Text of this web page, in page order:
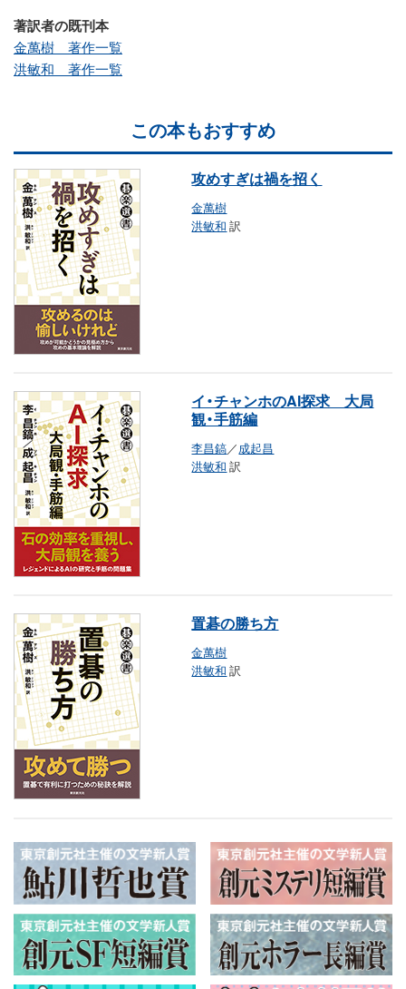
著訳者の既刊本
金萬樹 著作一覧
洪敏和 著作一覧
この本もおすすめ
攻めすぎは禍を招く
金萬樹
洪敏和 訳
イ・チャンホのAI探求 大局
観・手筋編
李昌鎬／成起昌
洪敏和 訳
置碁の勝ち方
金萬樹
洪敏和 訳